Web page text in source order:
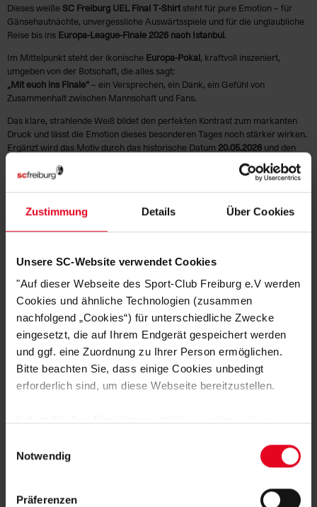
Zustimmung Details Über Cookies
Unsere SC-Website verwendet Cookies
"Auf dieser Webseite des Sport-Club Freiburg e.V werden
Cookies und ähnliche Technologien (zusammen
nachfolgend „Cookies“) für unterschiedliche Zwecke
eingesetzt, die auf Ihrem Endgerät gespeichert werden
und ggf. eine Zuordnung zu Ihrer Person ermöglichen.
Bitte beachten Sie, dass einige Cookies unbedingt
erforderlich sind, um diese Webseite bereitzustellen.
Daten von Ihnen (z.B. persönlichen Identifikatoren oder
IP-Adressen) verarbeitet werden. Durch Klicken auf den
Notwendig
Präferenzen
Dieses weiße SC Freiburg UEL Final T‑Shirt steht für pure Emotion – für
Gänsehautnächte, unvergessliche Auswärtsspiele und für die unglaubliche
Reise bis ins Europa-League‑Finale 2026 nach Istanbul.
Im Mittelpunkt steht der ikonische Europa‑Pokal, kraftvoll inszeniert,
umgeben von der Botschaft, die alles sagt:
„Mit euch ins Finale“– ein Versprechen, ein Dank, ein Gefühl von
Zusammenhalt zwischen Mannschaft und Fans.
Das klare, strahlende Weiß bildet den perfekten Kontrast zum markanten
Druck und lässt die Emotion dieses besonderen Tages noch stärker wirken.
Ergänzt wird das Motiv durch das historische Datum 20.05.2026 und den
– für alle, die diesen Weg mitgegangen sind und ihn
für immer festhalten wollen.
PRODUKTDETAILS AUF EINEN BLICK:
Final-Shirt zur UEFA Europa League 2026
Motiv: Europa‑Pokal im Zentrum
Schriftzug:„Mit euch ins Finale“
Finaldatum:20.05.2026
Austragungsort:Istanbul
Zertifizierung:Grüner Knopfund MIG-Zertifizierung – nachhaltig &
sozial verantwortungsvoll produziert
ACHTUNG: Lieferzeiten beachten!
Dieses Shirt ist nicht nur ein Kleidungsstück.